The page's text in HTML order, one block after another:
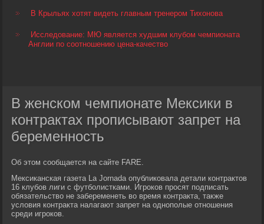
В Крыльях хотят видеть главным тренером Тихонова
Исследование: МЮ является худшим клубом чемпионата
Англии по соотношению цена-качество
В женском чемпионате Мексики в
контрактах прописывают запрет на
беременность
Об этом сообщается на сайте FARE.
Мексиканская газета La Jornada опубликовала детали контрактов
16 клубов лиги с футболистками. Игроков просят подписать
обязательство не забеременеть во время контракта, также
условия контракта налагают запрет на однополые отношения
среди игроков.